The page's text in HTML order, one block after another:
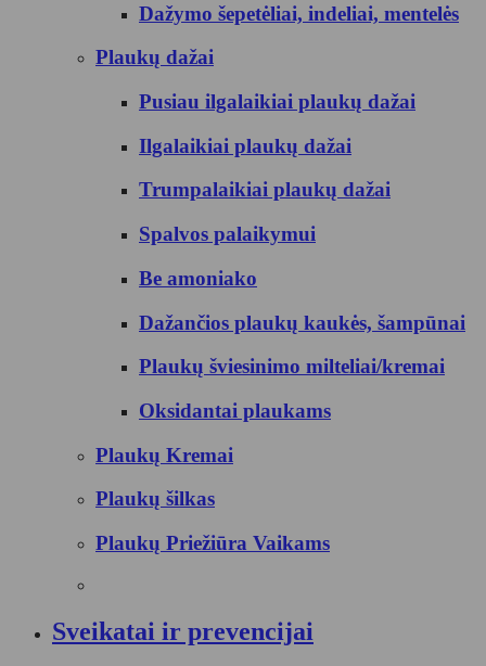
Dažymo šepetėliai, indeliai, mentelės
Plaukų dažai
Pusiau ilgalaikiai plaukų dažai
Ilgalaikiai plaukų dažai
Trumpalaikiai plaukų dažai
Spalvos palaikymui
Be amoniako
Dažančios plaukų kaukės, šampūnai
Plaukų šviesinimo milteliai/kremai
Oksidantai plaukams
Plaukų Kremai
Plaukų šilkas
Plaukų Priežiūra Vaikams
Sveikatai ir prevencijai